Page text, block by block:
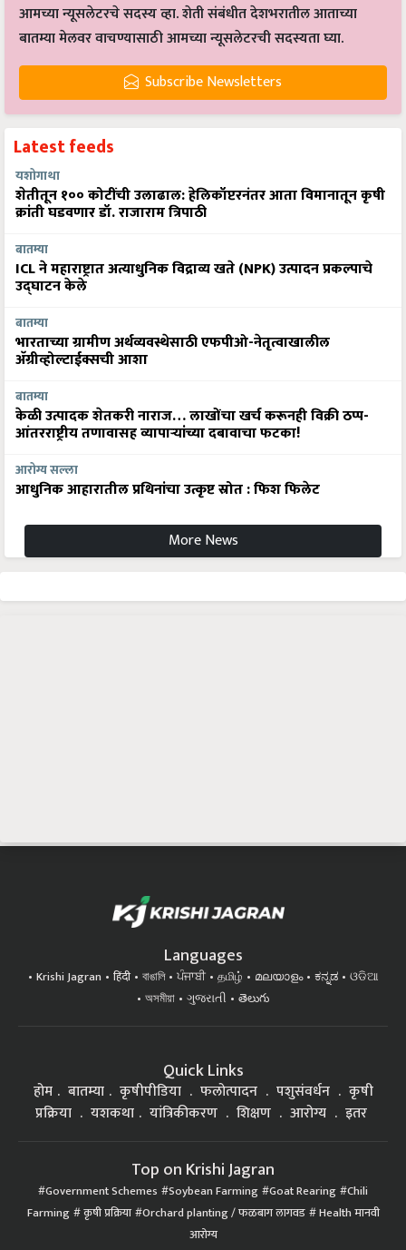
आमच्या न्यूसलेटरचे सदस्य व्हा. शेती संबंधीत देशभरातील आताच्या
बातम्या मेलवर वाचण्यासाठी आमच्या न्यूसलेटरची सदस्यता घ्या.
Subscribe Newsletters
Latest feeds
यशोगाथा
शेतीतून १०० कोटींची उलाढाल: हेलिकॉप्टरनंतर आता विमानातून कृषी
क्रांती घडवणार डॉ. राजाराम त्रिपाठी
बातम्या
ICL ने महाराष्ट्रात अत्याधुनिक विद्राव्य खते (NPK) उत्पादन प्रकल्पाचे
उद्घाटन केले
बातम्या
भारताच्या ग्रामीण अर्थव्यवस्थेसाठी एफपीओ-नेतृत्वाखालील
अ‍ॅग्रीव्होल्टाईक्सची आशा
बातम्या
केळी उत्पादक शेतकरी नाराज… लाखोंचा खर्च करूनही विक्री ठप्प-
आंतरराष्ट्रीय तणावासह व्यापाऱ्यांच्या दबावाचा फटका!
आरोग्य सल्ला
आधुनिक आहारातील प्रथिनांचा उत्कृष्ट स्रोत : फिश फिलेट
More News
Languages
Krishi Jagran हिंदी বাঙালি ਪੰਜਾਬੀ தமிழ் മലയാളം ಕನ್ನಡ
ଓଡିଆ
অসমীয়া
ગુજરાતી తెలుగు
Quick Links
होम बातम्या कृषीपीडिया फलोत्पादन पशुसंवर्धन
कृषी
प्रक्रिया
यशकथा यांत्रिकीकरण शिक्षण आरोग्य इतर
Top on Krishi Jagran
Government Schemes Soybean Farming Goat Rearing Chili
Farming कृषी प्रक्रिया Orchard planting / फळबाग लागवड Health मानवी
आरोग्य